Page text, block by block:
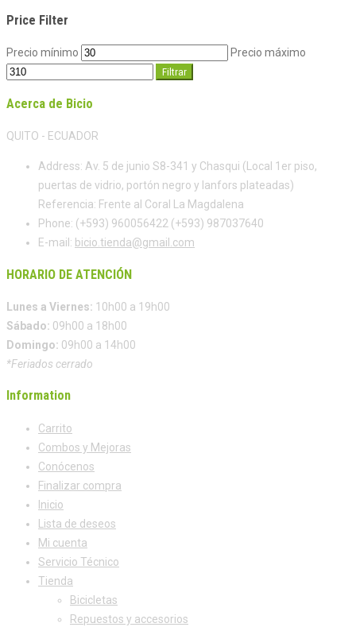
Price Filter
Precio mínimo Precio máximo
Filtrar
Acerca de Bicio
QUITO - ECUADOR
Address: Av. 5 de junio S8-341 y Chasqui (Local 1er piso,
puertas de vidrio, portón negro y lanfors plateadas)
Referencia: Frente al Coral La Magdalena
Phone: (+593) 960056422 (+593) 987037640
E-mail: bicio.tienda@gmail.com
HORARIO DE ATENCIÓN
Lunes a Viernes: 10h00 a 19h00
Sábado: 09h00 a 18h00
Domingo: 09h00 a 14h00
*Feriados cerrado
Information
Carrito
Combos y Mejoras
Conócenos
Finalizar compra
Inicio
Lista de deseos
Mi cuenta
Servicio Técnico
Tienda
Bicicletas
Repuestos y accesorios